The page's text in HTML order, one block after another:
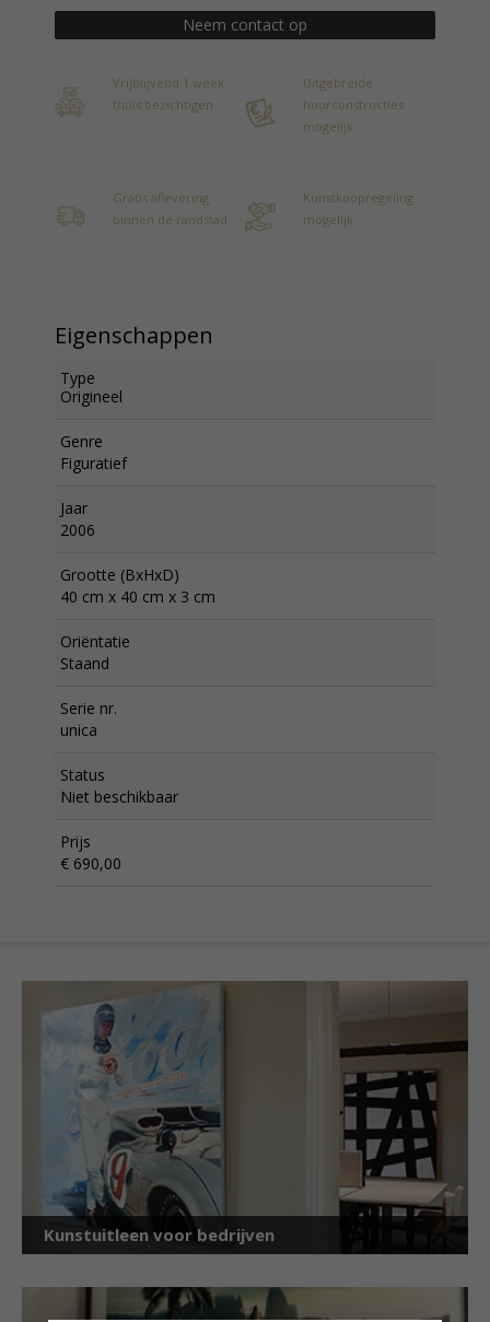
Neem contact op
Vrijblijvend 1 week
thuis bezichtigen
Uitgebreide
huurconstructies
mogelijk
Gratis aflevering
binnen de randstad
Kunstkoopregeling
mogelijk
Eigenschappen
Type
Origineel
Genre
Figuratief
Jaar
2006
Grootte (BxHxD)
40 cm x 40 cm x 3 cm
Oriëntatie
Staand
Serie nr.
unica
Status
Niet beschikbaar
Prijs
€ 690,00
Kunstuitleen voor bedrijven